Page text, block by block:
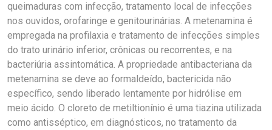
queimaduras com infecção, tratamento local de infecções
nos ouvidos, orofaringe e genitourinárias. A metenamina é
empregada na profilaxia e tratamento de infecções simples
do trato urinário inferior, crônicas ou recorrentes, e na
bacteriúria assintomática. A propriedade antibacteriana da
metenamina se deve ao formaldeído, bactericida não
específico, sendo liberado lentamente por hidrólise em
meio ácido. O cloreto de metiltionínio é uma tiazina utilizada
como antisséptico, em diagnósticos, no tratamento da